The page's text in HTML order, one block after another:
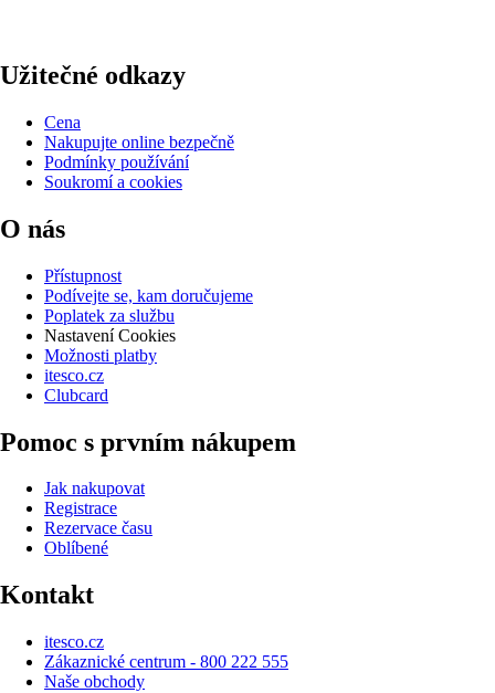
Užitečné odkazy
Cena
Nakupujte online bezpečně
Podmínky používání
Soukromí a cookies
O nás
Přístupnost
Podívejte se, kam doručujeme
Poplatek za službu
Nastavení Cookies
Možnosti platby
itesco.cz
Clubcard
Pomoc s prvním nákupem
Jak nakupovat
Registrace
Rezervace času
Oblíbené
Kontakt
itesco.cz
Zákaznické centrum - 800 222 555
Naše obchody